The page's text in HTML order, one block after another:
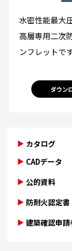
水密性能最大
高層専用二次
ンフレットです
ダウン
カタログ
CADデータ
公的資料
防耐火認定書
建築確認申